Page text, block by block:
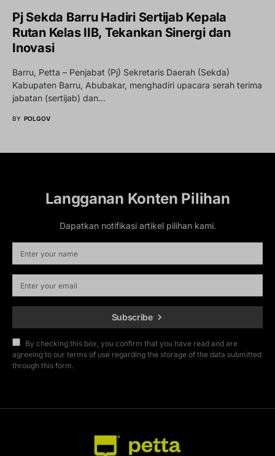
Pj Sekda Barru Hadiri Sertijab Kepala
Rutan Kelas IIB, Tekankan Sinergi dan
Inovasi
Barru, Petta – Penjabat (Pj) Sekretaris Daerah (Sekda)
Kabupaten Barru, Abubakar, menghadiri upacara serah terima
jabatan (sertijab) dan…
BY POLGOV
Langganan Konten Pilihan
Dapatkan notifikasi artikel pilihan kami.
Subscribe
By checking this box, you confirm that you have read and are
agreeing to our terms of use regarding the storage of the data submitted
through this form.